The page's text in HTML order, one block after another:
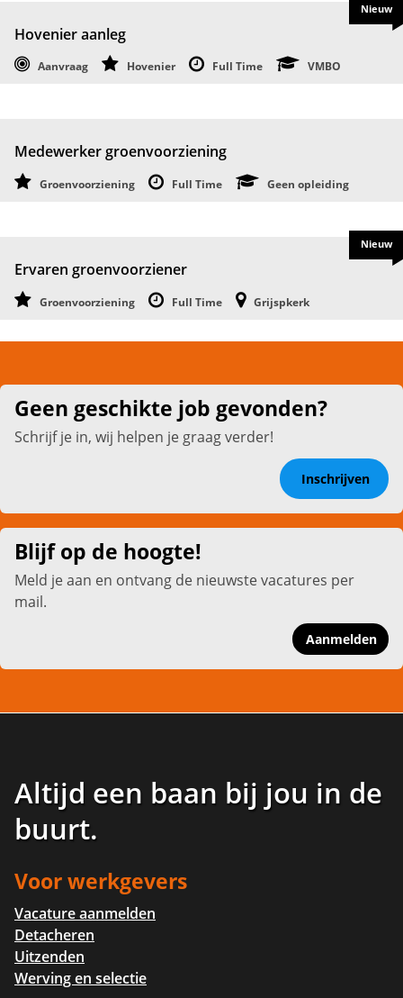
Hovenier aanleg
Aanvraag Hovenier Full Time VMBO
Nieuw
Medewerker groenvoorziening
Groenvoorziening Full Time Geen opleiding
Ervaren groenvoorziener
Groenvoorziening Full Time Grijspkerk
Nieuw
Geen geschikte job gevonden?
Schrijf je in, wij helpen je graag verder!
Inschrijven
Blijf op de hoogte!
Meld je aan en ontvang de nieuwste vacatures per
mail.
Aanmelden
Altijd een baan bij jou in de
buurt.
Voor werkgevers
Vacature aanmelden
Detacheren
Uitzenden
Werving en selectie